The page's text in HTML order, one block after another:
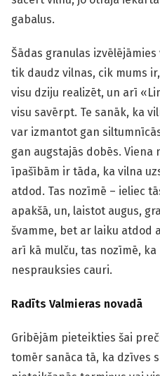
gabalus.
Šādas granulas
tik daudz vilnas, cik mums
visu dziju realizēt, un arī
visu savērpt. Te sanāk, ka
var izmantot gan
gan augstajās dobēs. Viena
īpašībām ir tāda, ka vilna
atdod. Tas nozīmē – ieliec
apakšā, un, laistot augus,
švamme, bet ar laiku atdod
arī kā mulču, tas nozīmē, ka
nesprauksies cauri.
Radīts Valmieras novadā
Gribējām pieteikties šai
tomēr sanāca tā, ka dzīves